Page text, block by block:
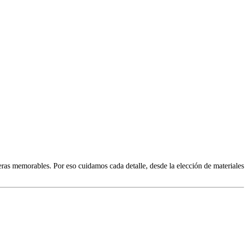
memorables. Por eso cuidamos cada detalle, desde la elección de materiales